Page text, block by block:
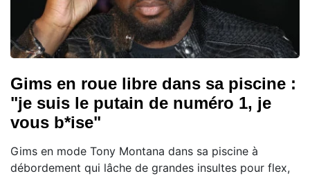
Gims en roue libre dans sa piscine :
"je suis le putain de numéro 1, je
vous b*ise"
Gims en mode Tony Montana dans sa piscine à
débordement qui lâche de grandes insultes pour flex,